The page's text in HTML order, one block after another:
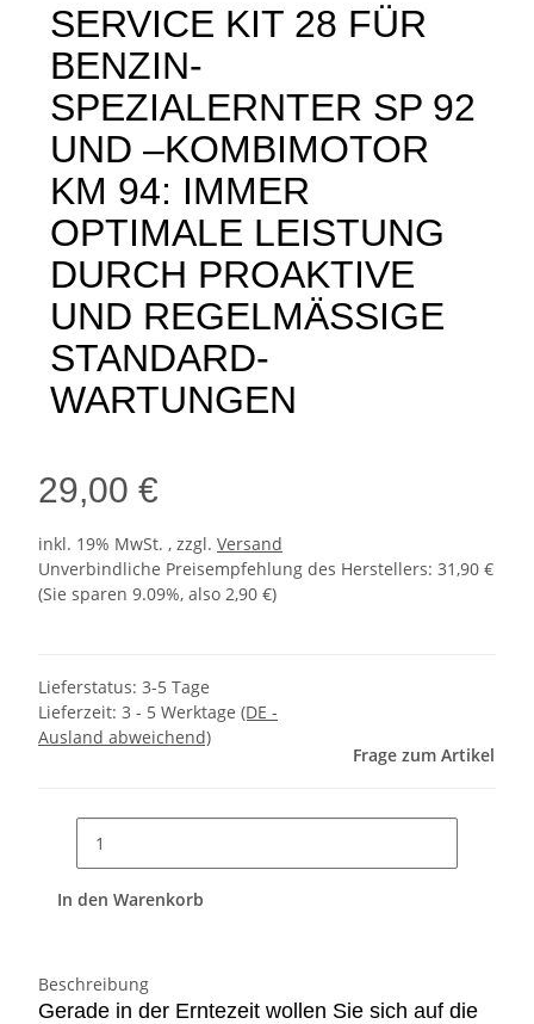
SERVICE KIT 28 FÜR
BENZIN-
SPEZIALERNTER SP 92
UND –KOMBIMOTOR
KM 94: IMMER
OPTIMALE LEISTUNG
DURCH PROAKTIVE
UND REGELMÄSSIGE
STANDARD-
WARTUNGEN
29,00 €
inkl. 19% MwSt. , zzgl. Versand
Unverbindliche Preisempfehlung des Herstellers: 31,90 €
(Sie sparen 9.09%, also 2,90 €)
Lieferstatus: 3-5 Tage
Lieferzeit: 3 - 5 Werktage (DE -
Ausland abweichend)
Frage zum Artikel
In den Warenkorb
Beschreibung
Gerade in der Erntezeit wollen Sie sich auf die